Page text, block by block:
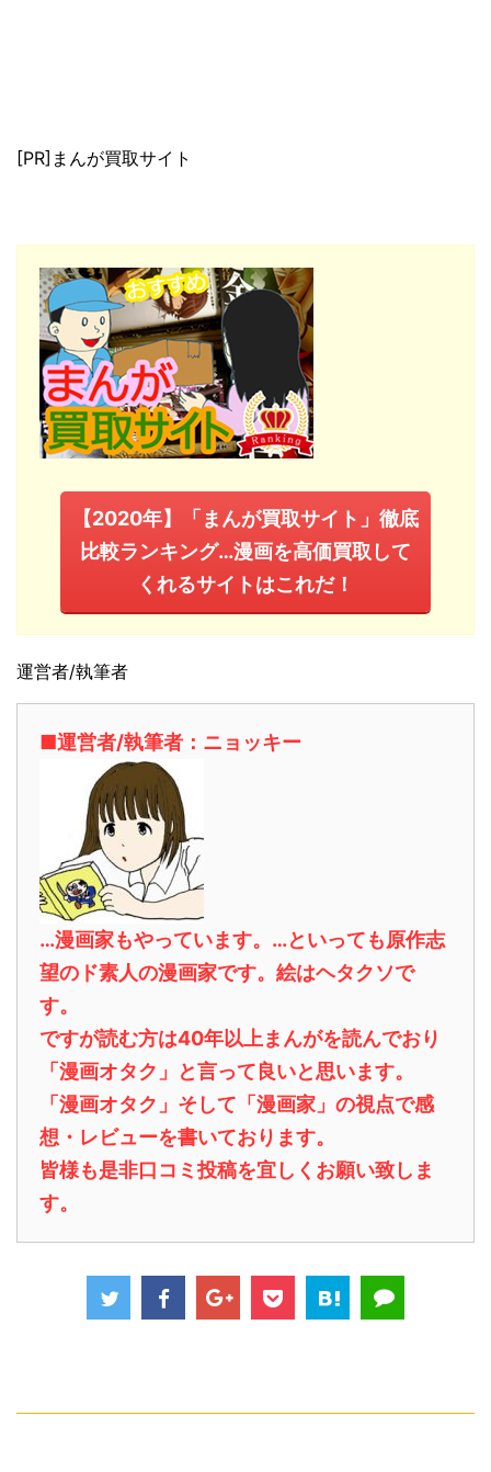
[PR]まんが買取サイト
【2020年】「まんが買取サイト」徹底
比較ランキング…漫画を高価買取して
くれるサイトはこれだ！
運営者/執筆者
■運営者/執筆者：ニョッキー
…漫画家もやっています。…といっても原作志
望のド素人の漫画家です。絵はヘタクソで
す。
ですが読む方は40年以上まんがを読んでおり
「漫画オタク」と言って良いと思います。
「漫画オタク」そして「漫画家」の視点で感
想・レビューを書いております。
皆様も是非口コミ投稿を宜しくお願い致しま
す。